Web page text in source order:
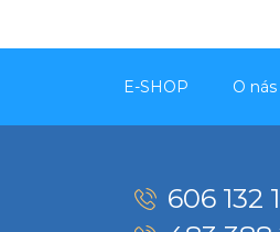
E-SHOP O nás
606 132